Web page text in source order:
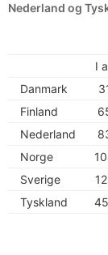
Nederland og
I
Danmark
Finland
Nederland
Norge
Sverige
Tyskland